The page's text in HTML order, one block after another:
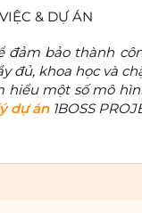
& DỰ ÁN
bảo thành
đủ, khoa học và
hiểu một số mô
dự án1BOSS